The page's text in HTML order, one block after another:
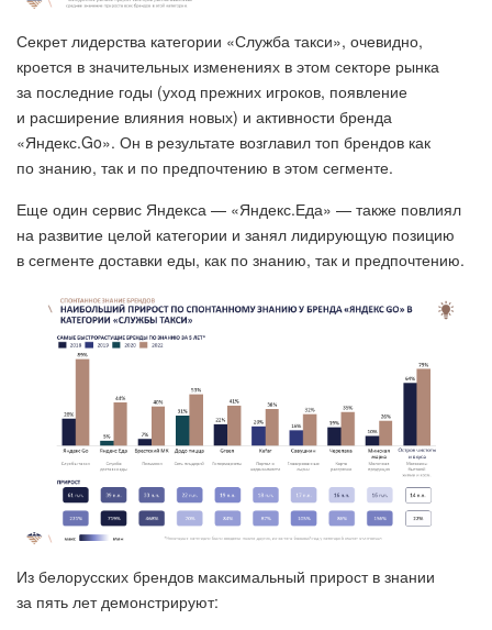
Секрет лидерства категории «Служба такси», очевидно,
кроется в значительных изменениях в этом секторе рынка
за последние годы (уход прежних игроков, появление
и расширение влияния новых) и активности бренда
«Яндекс.Go». Он в результате возглавил топ брендов как
по знанию, так и по предпочтению в этом сегменте.
Еще один сервис Яндекса — «Яндекс.Еда» — также повлиял
на развитие целой категории и занял лидирующую позицию
в сегменте доставки еды, как по знанию, так и предпочтению.
Из белорусских брендов максимальный прирост в знании
за пять лет демонстрируют: